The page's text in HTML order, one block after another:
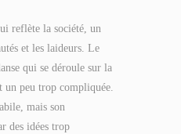
reflète la société, un
et les laideurs. Le
qui se déroule sur la
un peu trop compliquée.
mais son
des idées trop